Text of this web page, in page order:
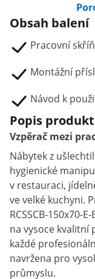
Obsah balení
Pracovní
Montážní
Návod k
Popis
Vzpěrač mezi
Nábytek z
hygienické
v restauraci,
ve velké kuchyni.
RCSSCB-150x70-
na vysoce
každé
navržena pro
průmyslu.